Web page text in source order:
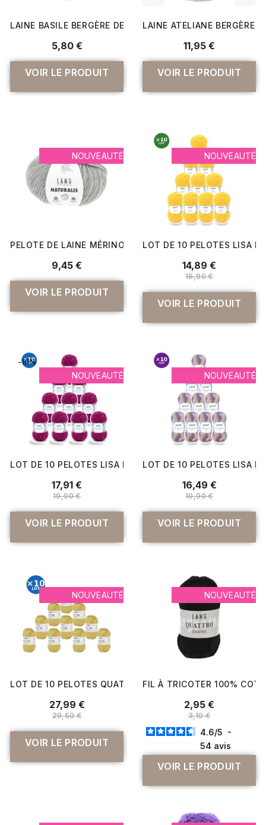
LAINE BASILE BERGÈRE DE FRANCE
5,80 €
VOIR LE PRODUIT
LAINE ATELIANE BERGÈRE
11,95 €
VOIR LE PRODUIT
NOUVEAUTÉ
PELOTE DE LAINE MÉRINOS À TRICOTER NATURALIS -
9,45 €
VOIR LE PRODUIT
NOUVEAUTÉ
LOT DE 10 PELOTES LISA
14,89 €
16,90 €
VOIR LE PRODUIT
NOUVEAUTÉ
-10%
LOT DE 10 PELOTES LISA PREMIUM JEANS GRÜNDL – 500
17,91 €
19,90 €
VOIR LE PRODUIT
NOUVEAUTÉ
LOT DE 10 PELOTES LISA
16,49 €
19,90 €
VOIR LE PRODUIT
NOUVEAUTÉ
LOT DE 10 PELOTES QUATTRO DE LANG YARNS – 500 G
27,99 €
29,50 €
VOIR LE PRODUIT
NOUVEAUTÉ
FIL À TRICOTER 100%
2,95 €
3,10 €
4.6/5 -
54 avis
VOIR LE PRODUIT